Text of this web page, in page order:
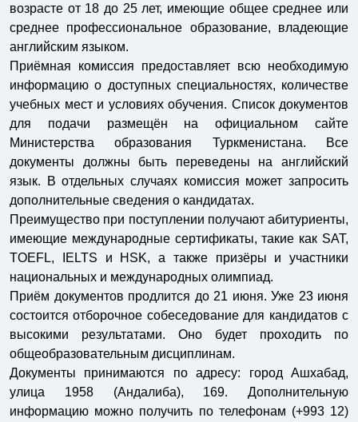
возрасте от 18 до 25 лет, имеющие общее среднее или
среднее профессиональное образование, владеющие
английским языком.
Приёмная комиссия предоставляет всю необходимую
информацию о доступных специальностях, количестве
учебных мест и условиях обучения. Список документов
для подачи размещён на официальном сайте
Министерства образования Туркменистана. Все
документы должны быть переведены на английский
язык. В отдельных случаях комиссия может запросить
дополнительные сведения о кандидатах.
Преимущество при поступлении получают абитуриенты,
имеющие международные сертификаты, такие как SAT,
TOEFL, IELTS и HSK, а также призёры и участники
национальных и международных олимпиад.
Приём документов продлится до 21 июня. Уже 23 июня
состоится отборочное собеседование для кандидатов с
высокими результатами. Оно будет проходить по
общеобразовательным дисциплинам.
Документы принимаются по адресу: город Ашхабад,
улица 1958 (Андалиба), 169. Дополнительную
информацию можно получить по телефонам (+993 12)